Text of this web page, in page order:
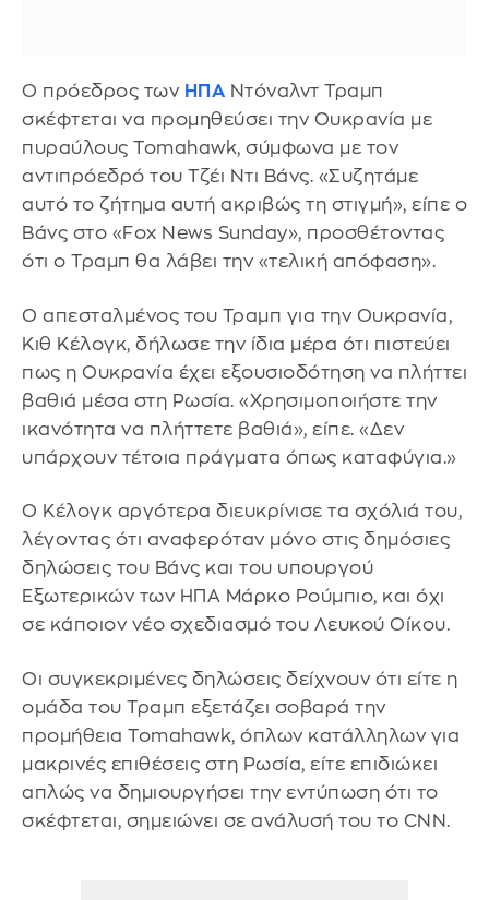
Ο πρόεδρος των ΗΠΑ Ντόναλντ Τραμπ
σκέφτεται να προμηθεύσει την Ουκρανία με
πυραύλους Tomahawk, σύμφωνα με τον
αντιπρόεδρό του Τζέι Ντι Βάνς. «Συζητάμε
αυτό το ζήτημα αυτή ακριβώς τη στιγμή», είπε ο
Βάνς στο «Fox News Sunday», προσθέτοντας
ότι ο Τραμπ θα λάβει την «τελική απόφαση».
Ο απεσταλμένος του Τραμπ για την Ουκρανία,
Κιθ Κέλογκ, δήλωσε την ίδια μέρα ότι πιστεύει
πως η Ουκρανία έχει εξουσιοδότηση να πλήττει
βαθιά μέσα στη Ρωσία. «Χρησιμοποιήστε την
ικανότητα να πλήττετε βαθιά», είπε. «Δεν
υπάρχουν τέτοια πράγματα όπως καταφύγια.»
Ο Κέλογκ αργότερα διευκρίνισε τα σχόλιά του,
λέγοντας ότι αναφερόταν μόνο στις δημόσιες
δηλώσεις του Βάνς και του υπουργού
Εξωτερικών των ΗΠΑ Μάρκο Ρούμπιο, και όχι
σε κάποιον νέο σχεδιασμό του Λευκού Οίκου.
Οι συγκεκριμένες δηλώσεις δείχνουν ότι είτε η
ομάδα του Τραμπ εξετάζει σοβαρά την
προμήθεια Tomahawk, όπλων κατάλληλων για
μακρινές επιθέσεις στη Ρωσία, είτε επιδιώκει
απλώς να δημιουργήσει την εντύπωση ότι το
σκέφτεται, σημειώνει σε ανάλυσή του το CNN.